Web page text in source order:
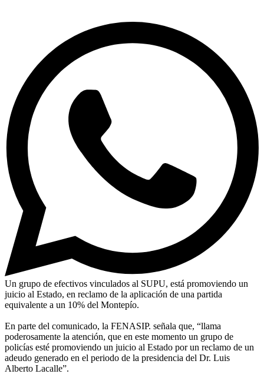
Un grupo de efectivos vinculados al SUPU, está promoviendo un
juicio al Estado, en reclamo de la aplicación de una partida
equivalente a un 10% del Montepío.
En parte del comunicado, la FENASIP. señala que, “llama
poderosamente la atención, que en este momento un grupo de
policías esté promoviendo un juicio al Estado por un reclamo de un
adeudo generado en el periodo de la presidencia del Dr. Luis
Alberto Lacalle”.